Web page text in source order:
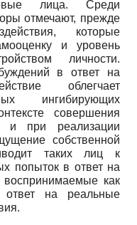
лица. Среди
отмечают, прежде
которые
и уровень
личности.
в ответ на
облегчает
ингибирующих
совершения
и при реализации
собственной
таких лиц к
попыток в ответ на
воспринимаемые как
на реальные